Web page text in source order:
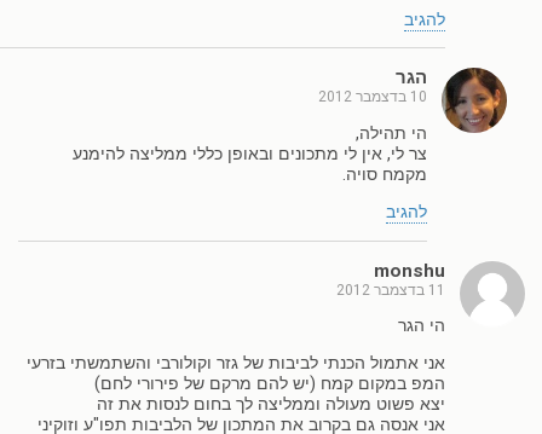
להגיב
הגר
10 בדצמבר 2012
הי תהילה,
צר לי, אין לי מתכונים ובאופן כללי ממליצה להימנע
מקמח סויה.
להגיב
monshu
11 בדצמבר 2012
הי הגר
אני אתמול הכנתי לביבות של גזר וקולורבי והשתמשתי בזרעי
המפ במקום קמח (יש להם מרקם של פירורי לחם)
יצא פשוט מעולה וממליצה לך בחום לנסות את זה
אני אנסה גם בקרוב את המתכון של הלביבות תפו"ע וזוקיני